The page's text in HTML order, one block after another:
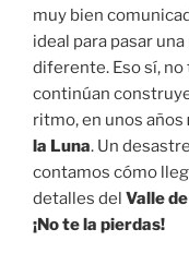
muy bien
ideal para pasar
diferente. Eso sí,
continúan
ritmo, en unos años
la Luna. Un
contamos cómo
detalles del Valle
¡No te la pierdas!